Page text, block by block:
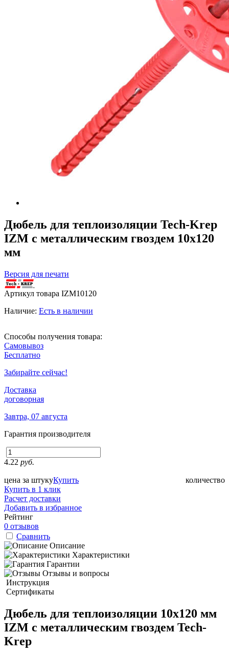
Дюбель для теплоизоляции Tech-Krep
IZМ с металлическим гвоздем 10х120
мм
Версия для печати
Артикул товара IZM10120
Наличие: Есть в наличии
Способы получения товара:
Самовывоз
Бесплатно
Забирайте сейчас!
Доставка
договорная
Завтра, 07 августа
Гарантия производителя
4.22 руб.
цена за штуку количество
Купить
Купить в 1 клик
Расчет доставки
Добавить в избранное
Рейтинг
0 отзывов
Сравнить
Описание
Характеристики
Гарантии
Отзывы и вопросы
Инструкция
Сертификаты
Дюбель для теплоизоляции 10х120 мм
IZМ с металлическим гвоздем Tech-
Krep